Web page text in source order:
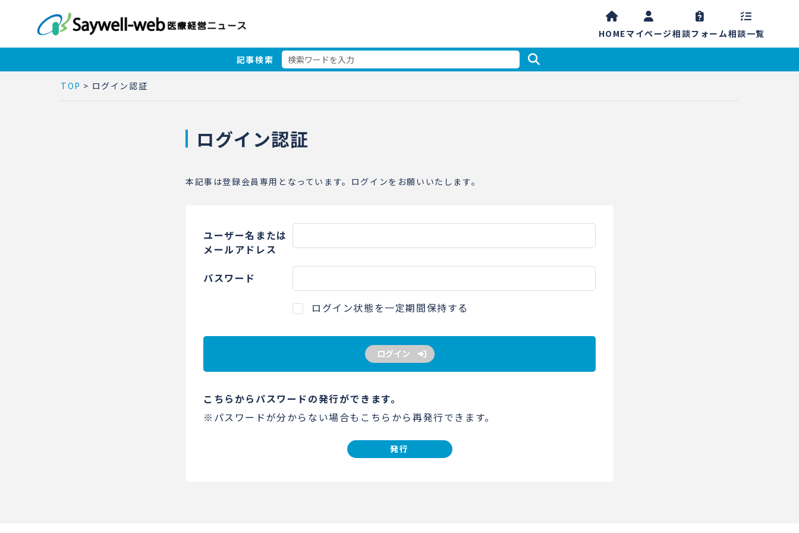
HOMEマイページ相談フォーム相談一覧
記事検索
TOP > ログイン認証
ログイン認証
本記事は登録会員専用となっています。ログインをお願いいたします。
ユーザー名または
メールアドレス
パスワード
ログイン状態を一定期間保持する
ログイン
こちらからパスワードの発行ができます。
※パスワードが分からない場合もこちらから再発行できます。
発行